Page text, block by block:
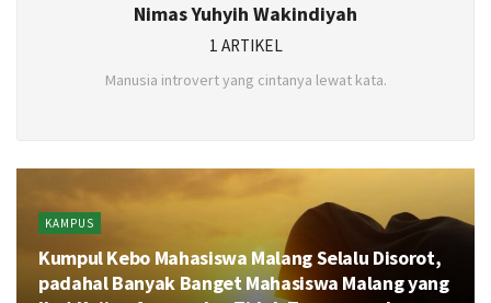
Nimas Yuhyih Wakindiyah
1 ARTIKEL
Manusia introvert yang cintanya lewat kata.
KAMPUS
Kumpul Kebo Mahasiswa Malang Selalu Disorot,
padahal Banyak Banget Mahasiswa Malang yang